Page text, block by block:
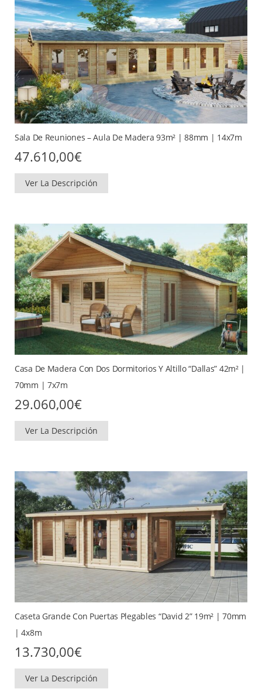
Sala De Reuniones – Aula De Madera 93m² | 88mm | 14x7m
47.610,00€
Ver La Descripción
Casa De Madera Con Dos Dormitorios Y Altillo “Dallas” 42m² |
70mm | 7x7m
29.060,00€
Ver La Descripción
Caseta Grande Con Puertas Plegables “David 2” 19m² | 70mm
| 4x8m
13.730,00€
Ver La Descripción